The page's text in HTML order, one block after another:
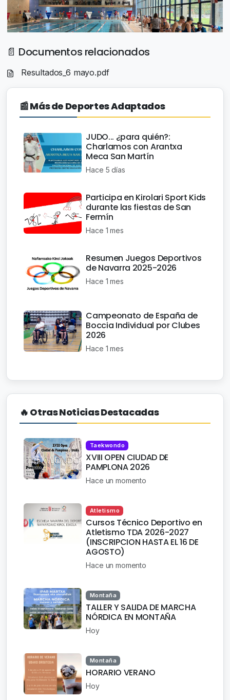
📄 Documentos relacionados
Resultados_6 mayo.pdf
📰 Más de Deportes Adaptados
JUDO... ¿para quién?:
Charlamos con Arantxa
Meca San Martín
Hace 5 días
Participa en Kirolari Sport Kids
durante las fiestas de San
Fermín
Hace 1 mes
Resumen Juegos Deportivos
de Navarra 2025-2026
Hace 1 mes
Campeonato de España de
Boccia Individual por Clubes
2026
Hace 1 mes
🔥 Otras Noticias Destacadas
Taekwondo
XVIII OPEN CIUDAD DE
PAMPLONA 2026
Hace un momento
Atletismo
Cursos Técnico Deportivo en
Atletismo TDA 2026-2027
(INSCRIPCION HASTA EL 16 DE
AGOSTO)
Hace un momento
Montaña
TALLER Y SALIDA DE MARCHA
NÓRDICA EN MONTAÑA
Hoy
Montaña
HORARIO VERANO
Hoy